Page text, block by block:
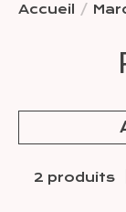
Accueil /
2 produits